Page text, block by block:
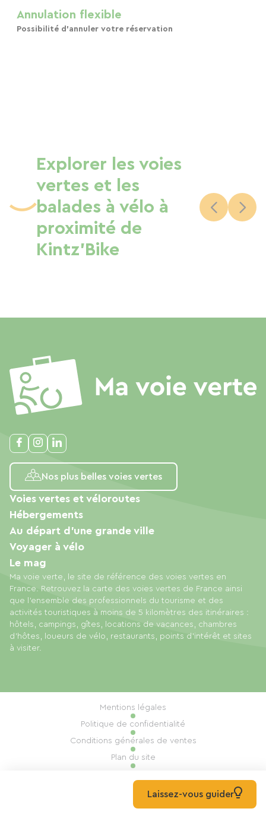
Annulation flexible
Possibilité d'annuler votre réservation
Explorer les voies
vertes et les
balades à vélo à
proximité de
Kintz’Bike
Nos plus belles voies vertes
Ma voie verte, le site de référence des voies vertes en
France. Retrouvez la carte des voies vertes de France ainsi
que l'ensemble des professionnels du tourisme et des
activités touristiques à moins de 5 kilomètres des itinéraires :
hôtels, campings, gîtes, locations de vacances, chambres
d'hôtes, loueurs de vélo, restaurants, points d'intérêt et sites
à visiter.
Voies vertes et véloroutes
Hébergements
Au départ d'une grande ville
Voyager à vélo
Le mag
© 2026 Ma Voie Verte Tous droits réservés
Mentions légales
Politique de confidentialité
Conditions générales de ventes
Plan du site
Réalisation : Mill, PrivasLaissez-vous guider